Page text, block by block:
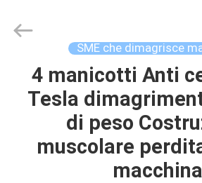
CASA
PRODOTTI
supplier.
Copyright
LaserTell
SME che dimagrisce
4 manicotti Anti
Tesla
di peso
muscolare
macchina